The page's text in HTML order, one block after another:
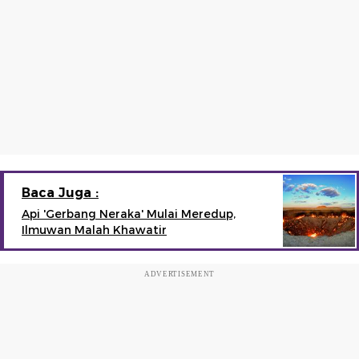
Baca Juga :
Api 'Gerbang Neraka' Mulai Meredup,
Ilmuwan Malah Khawatir
ADVERTISEMENT